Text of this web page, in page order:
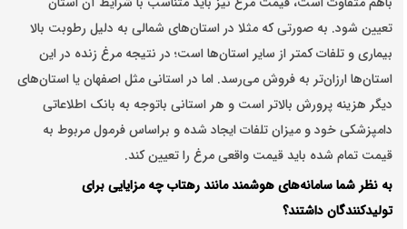
تعیین شود. به صورتی که مثلا در استان‌های شمالی به دلیل رطوبت بالا
بیماری و تلفات کمتر از سایر استان‌ها است؛ در نتیجه مرغ زنده در این
استان‌ها ارزان‌تر به فروش می‌رسد. اما در استانی مثل اصفهان یا استان‌های
دیگر هزینه پرورش بالاتر است و هر استانی باتوجه به بانک اطلاعاتی
دامپزشکی خود و میزان تلفات ایجاد شده و براساس فرمول مربوط به
قیمت تمام شده باید قیمت واقعی مرغ را تعیین کند.
به نظر شما سامانه‌های هوشمند مانند رهتاب چه مزایایی برای
تولیدکنندگان داشتند؟